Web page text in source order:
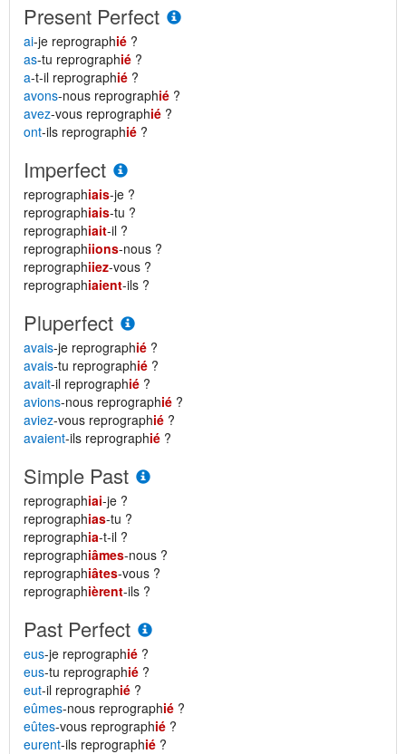
Present Perfect
ai-je reprographié ?
as-tu reprographié ?
a-t-il reprographié ?
avons-nous reprographié ?
avez-vous reprographié ?
ont-ils reprographié ?
Imperfect
reprographiais-je ?
reprographiais-tu ?
reprographiait-il ?
reprographiions-nous ?
reprographiiez-vous ?
reprographiaient-ils ?
Pluperfect
avais-je reprographié ?
avais-tu reprographié ?
avait-il reprographié ?
avions-nous reprographié ?
aviez-vous reprographié ?
avaient-ils reprographié ?
Simple Past
reprographiai-je ?
reprographias-tu ?
reprographia-t-il ?
reprographiâmes-nous ?
reprographiâtes-vous ?
reprographièrent-ils ?
Past Perfect
eus-je reprographié ?
eus-tu reprographié ?
eut-il reprographié ?
eûmes-nous reprographié ?
eûtes-vous reprographié ?
eurent-ils reprographié ?